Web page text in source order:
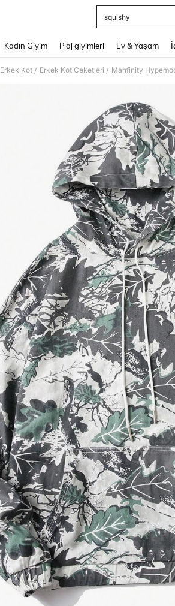
squishy
Kadın Giyim Plaj giyimleri Ev & Yaşam
Erkek Kot / Erkek Kot Ceketleri / Manfinity